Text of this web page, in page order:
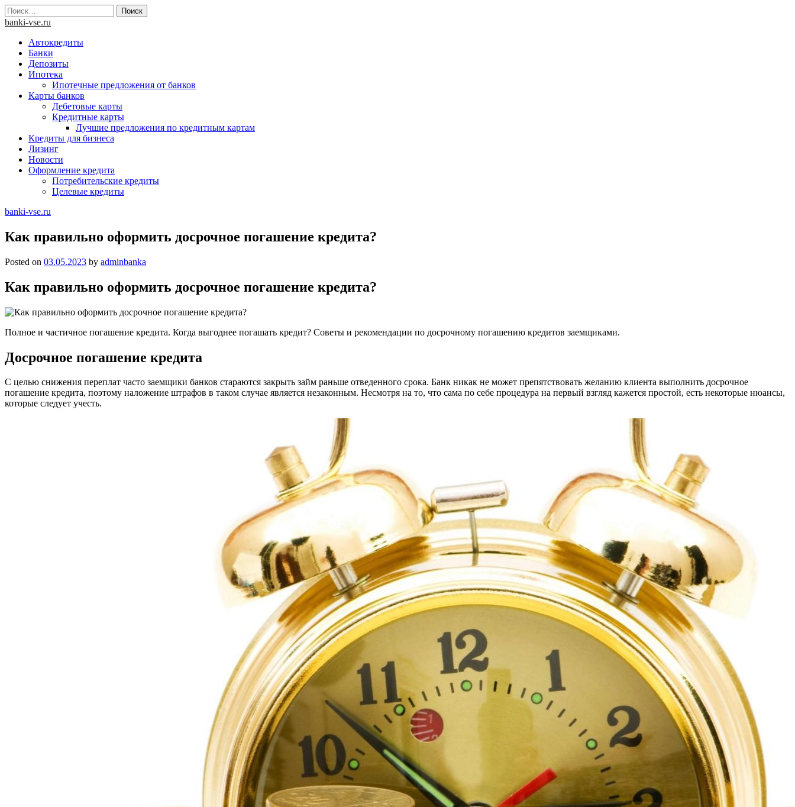
Skip
to
Найти:
banki-vse.ru
Автокредиты
Банки
Депозиты
Ипотека
Ипотечные предложения от банков
Карты банков
Дебетовые карты
Кредитные карты
Лучшие предложения по кредитным картам
Кредиты для бизнеса
Лизинг
Новости
Оформление кредита
Потребительские кредиты
Целевые кредиты
banki-vse.ru
Как правильно оформить досрочное погашение кредита?
Posted on 03.05.2023 by adminbanka
Как правильно оформить досрочное погашение кредита?
Полное и частичное погашение кредита. Когда выгоднее погашать кредит? Советы и рекомендации по досрочному погашению кредитов заемщиками.
Досрочное погашение кредита
С целью снижения переплат часто заемщики банков стараются закрыть займ раньше отведенного срока. Банк никак не может препятствовать желанию клиента выполнить досрочное
погашение кредита, поэтому наложение штрафов в таком случае является незаконным. Несмотря на то, что сама по себе процедура на первый взгляд кажется простой, есть некоторые нюансы,
которые следует учесть.